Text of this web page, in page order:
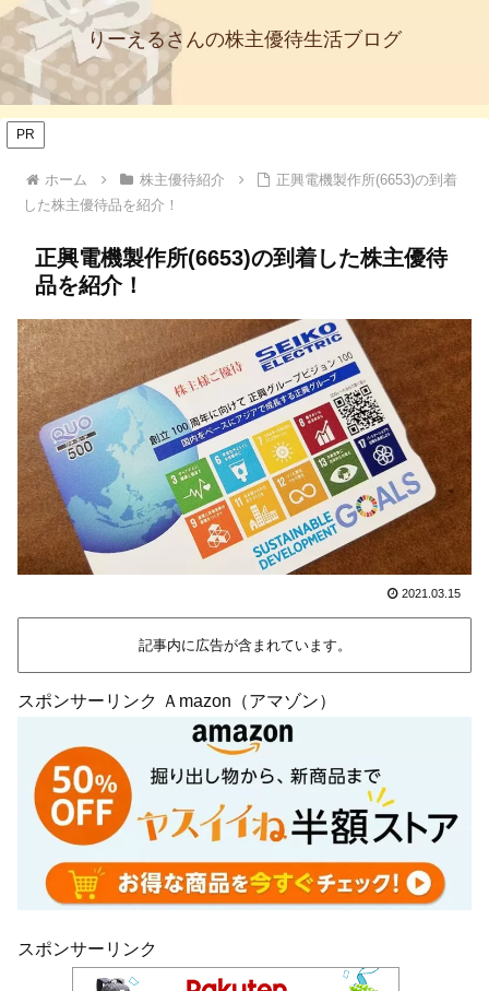
りーえるさんの株主優待生活ブログ
PR
ホーム 株主優待紹介
正興電機製作所(6653)の到着
した株主優待品を紹介！
正興電機製作所(6653)の到着した株主優待
品を紹介！
2021.03.15
記事内に広告が含まれています。
スポンサーリンク Ａmazon（アマゾン）
スポンサーリンク